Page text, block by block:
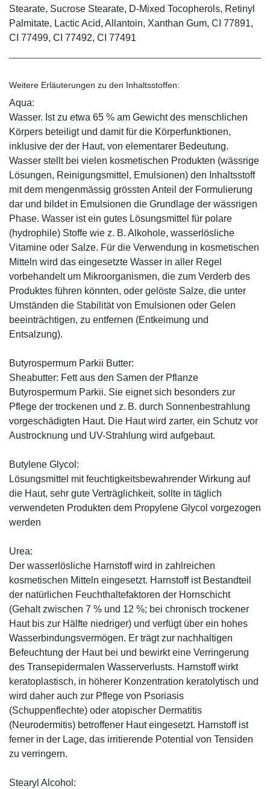
Stearate, Sucrose Stearate, D-Mixed Tocopherols, Retinyl
Palmitate, Lactic Acid, Allantoin, Xanthan Gum, CI 77891,
CI 77499, CI 77492, CI 77491
Weitere Erläuterungen zu den Inhaltsstoffen:
Aqua:
Wasser. Ist zu etwa 65 % am Gewicht des menschlichen
Körpers beteiligt und damit für die Körperfunktionen,
inklusive der der Haut, von elementarer Bedeutung.
Wasser stellt bei vielen kosmetischen Produkten (wässrige
Lösungen, Reinigungsmittel, Emulsionen) den Inhaltsstoff
mit dem mengenmässig grössten Anteil der Formulierung
dar und bildet in Emulsionen die Grundlage der wässrigen
Phase. Wasser ist ein gutes Lösungsmittel für polare
(hydrophile) Stoffe wie z. B. Alkohole, wasserlösliche
Vitamine oder Salze. Für die Verwendung in kosmetischen
Mitteln wird das eingesetzte Wasser in aller Regel
vorbehandelt um Mikroorganismen, die zum Verderb des
Produktes führen könnten, oder gelöste Salze, die unter
Umständen die Stabilität von Emulsionen oder Gelen
beeinträchtigen, zu entfernen (Entkeimung und
Entsalzung).
Butyrospermum Parkii Butter:
Sheabutter: Fett aus den Samen der Pflanze
Butyrospermum Parkii. Sie eignet sich besonders zur
Pflege der trockenen und z. B. durch Sonnenbestrahlung
vorgeschädigten Haut. Die Haut wird zarter, ein Schutz vor
Austrocknung und UV-Strahlung wird aufgebaut.
Butylene Glycol:
Lösungsmittel mit feuchtigkeitsbewahrender Wirkung auf
die Haut, sehr gute Verträglichkeit, sollte in täglich
verwendeten Produkten dem Propylene Glycol vorgezogen
werden
Urea:
Der wasserlösliche Harnstoff wird in zahlreichen
kosmetischen Mitteln eingesetzt. Harnstoff ist Bestandteil
der natürlichen Feuchthaltefaktoren der Hornschicht
(Gehalt zwischen 7 % und 12 %; bei chronisch trockener
Haut bis zur Hälfte niedriger) und verfügt über ein hohes
Wasserbindungsvermögen. Er trägt zur nachhaltigen
Befeuchtung der Haut bei und bewirkt eine Verringerung
des Transepidermalen Wasserverlusts. Harnstoff wirkt
keratoplastisch, in höherer Konzentration keratolytisch und
wird daher auch zur Pflege von Psoriasis
(Schuppenflechte) oder atopischer Dermatitis
(Neurodermitis) betroffener Haut eingesetzt. Harnstoff ist
ferner in der Lage, das irritierende Potential von Tensiden
zu verringern.
Stearyl Alcohol: